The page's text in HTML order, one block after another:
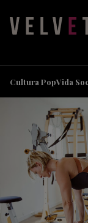
Cultura PopVida